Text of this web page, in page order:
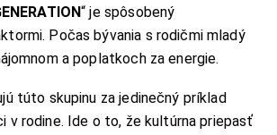
“ je spôsobený
Počas bývania s rodičmi mladý
a poplatkoch za energie.
túto skupinu za jedinečný príklad
v rodine. Ide o to, že kultúrna priepasť